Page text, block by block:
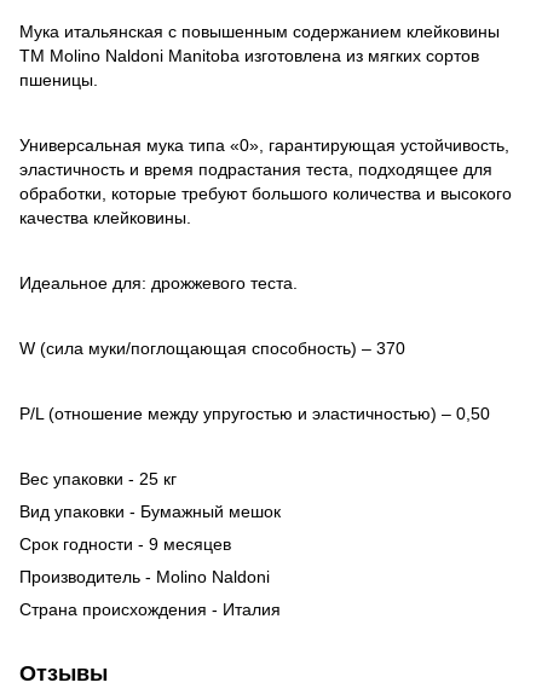
Мука итальянская с повышенным содержанием клейковины
TM Molino Naldoni Manitoba изготовлена из мягких сортов
пшеницы.
Универсальная мука типа «0», гарантирующая устойчивость,
эластичность и время подрастания теста, подходящее для
обработки, которые требуют большого количества и высокого
качества клейковины.
Идеальное для: дрожжевого теста.
W (сила муки/поглощающая способность) – 370
P/L (отношение между упругостью и эластичностью) – 0,50
Вес упаковки - 25 кг
Вид упаковки - Бумажный мешок
Срок годности - 9 месяцев
Производитель - Molino Naldoni
Страна происхождения - Италия
Отзывы